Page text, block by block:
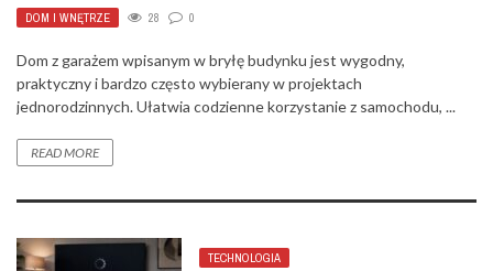
DOM I WNĘTRZE 28 0
Dom z garażem wpisanym w bryłę budynku jest wygodny,
praktyczny i bardzo często wybierany w projektach
jednorodzinnych. Ułatwia codzienne korzystanie z samochodu, ...
READ MORE
TECHNOLOGIA